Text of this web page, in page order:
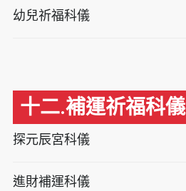
幼兒祈福科儀
十二.補運祈福科儀
探元辰宮科儀
進財補運科儀